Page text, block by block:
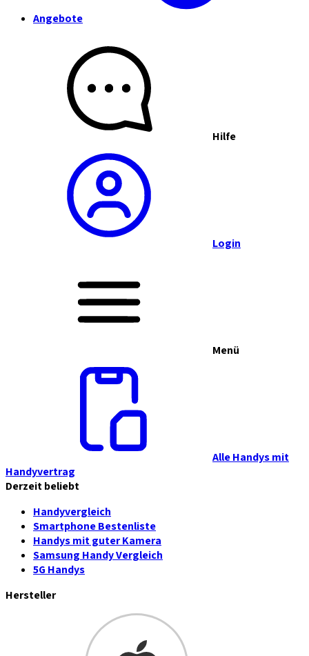
Angebote
Hilfe
Login
Menü
Alle Handys mit
Handyvertrag
Derzeit beliebt
Handyvergleich
Smartphone Bestenliste
Handys mit guter Kamera
Samsung Handy Vergleich
5G Handys
Hersteller